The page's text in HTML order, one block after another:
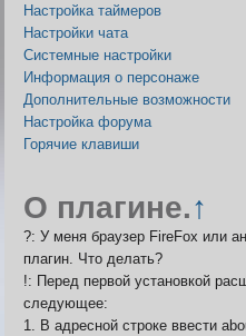
Настройка таймеров
Настройки чата
Системные настройки
Информация о персонаже
Дополнительные возможности
Настройка форума
Горячие клавиши
О плагине.↑
?: У меня браузер FireFox или
плагин. Что делать?
!: Перед первой установкой
следующее:
1. В адресной строке ввести